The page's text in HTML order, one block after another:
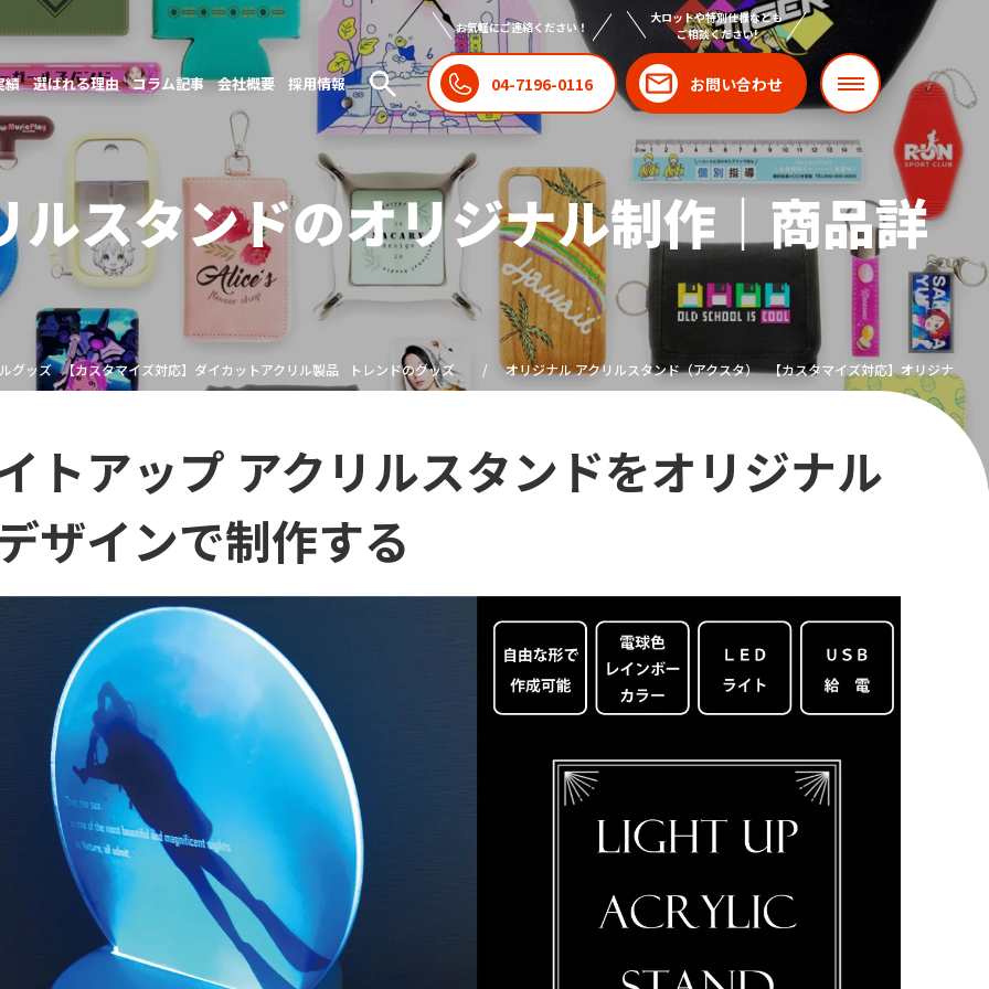
績 選ばれる理由 コラム記事 会社概要 採用情報
お気軽にご連絡ください！
04-7196-0116
大ロットや特別仕様なども
ご相談ください!
お問い合わせ
ルスタンドのオリジナル制作｜商品詳
グッズ 【カスタマイズ対応】ダイカットアクリル製品 トレンドのグッズ オリジナル アクリルスタンド（アクスタ） 【カスタマイズ対応】オリジナル
トアップ アクリルスタンドをオリジナル
ザインで制作する